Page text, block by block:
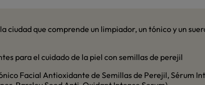
ciudad que comprende un limpiador, un tónico y un
para el cuidado de la piel con semillas de perejil
Facial Antioxidante de Semillas de Perejil, Sérum